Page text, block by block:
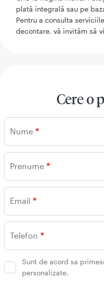
plată integrală sau pe
Pentru a consulta
decontare, vă invităm să
Cere o
Nume
Prenume
Email
Telefon
Sunt de acord sa
personalizate.